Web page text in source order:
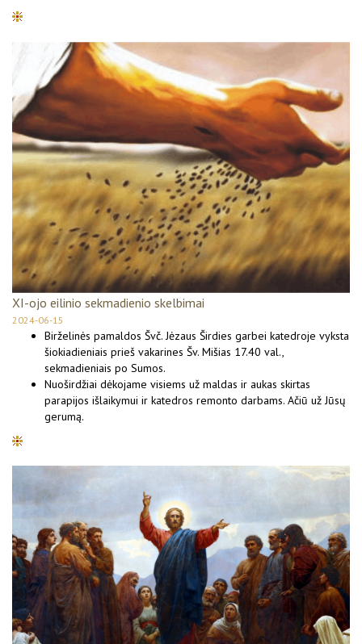
XI-ojo eilinio sekmadienio skelbimai
2024-06-15
Birželinės pamaldos Švč. Jėzaus Širdies garbei katedroje vyksta
šiokiadieniais prieš vakarines Šv. Mišias 17.40 val.,
sekmadieniais po Sumos.
Nuoširdžiai dėkojame visiems už maldas ir aukas skirtas
parapijos išlaikymui ir katedros remonto darbams. Ačiū už Jūsų
gerumą.